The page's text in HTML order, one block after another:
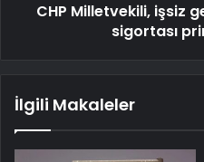
CHP Milletvekili, işsiz
sigortası
İlgili Makaleler